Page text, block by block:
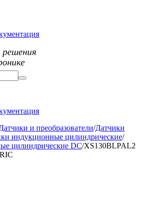
и преобразователи/Датчики
индукционные цилиндрические/
цилиндрические DC/XS130BLPAL2